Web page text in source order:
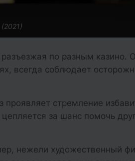
по разным казино.
всегда соблюдает
стремление
за шанс помочь
нежели художественный